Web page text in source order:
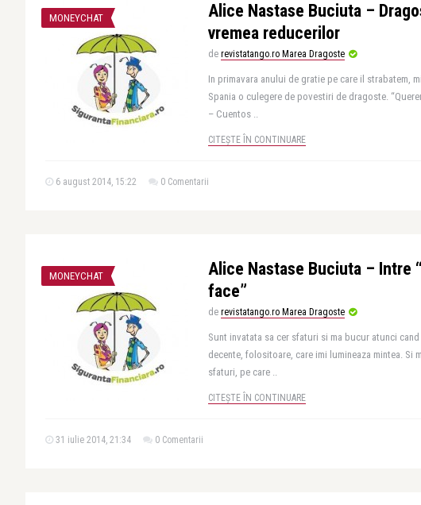
MONEYCHAT
Alice Nastase Buciuta –
vremea reducerilor
de revistatango.ro Marea Dragoste
In primavara anului de gratie pe care il strabatem,
Spania o culegere de povestiri de dragoste.
– Cuentos ..
CITEȘTE ÎN CONTINUARE
6 august 2014, 15:22 0 Comentarii
MONEYCHAT
Alice Nastase Buciuta – Intre
face”
de revistatango.ro Marea Dragoste
Sunt invatata sa cer sfaturi si ma bucur atunci
decente, folositoare, care imi lumineaza mintea. Si
sfaturi, pe care ..
CITEȘTE ÎN CONTINUARE
31 iulie 2014, 21:34 0 Comentarii